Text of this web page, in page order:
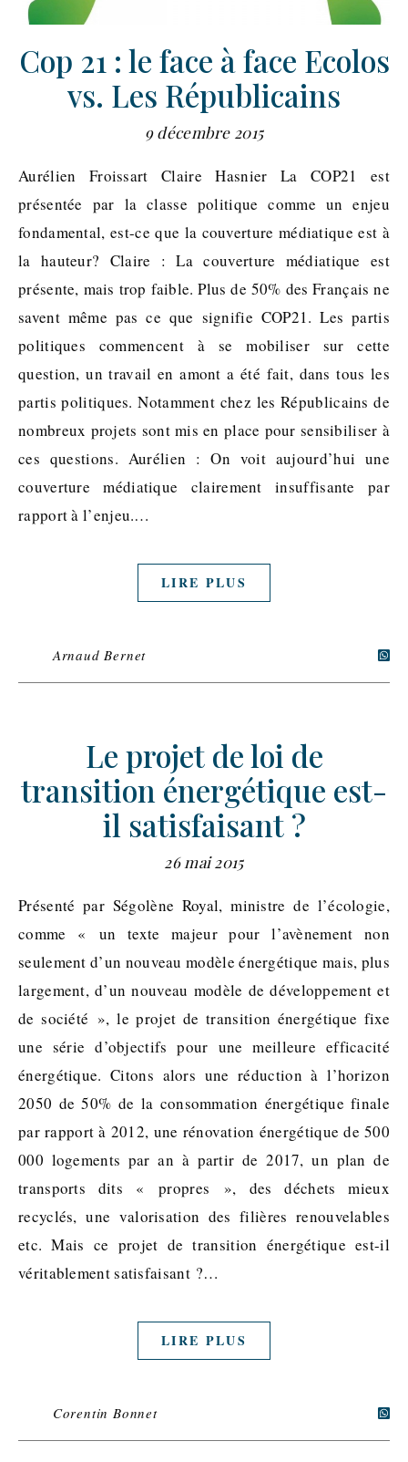
Cop 21 : le face à face Ecolos
vs. Les Républicains
9 décembre 2015
Aurélien Froissart Claire Hasnier La COP21 est
présentée par la classe politique comme un enjeu
fondamental, est-ce que la couverture médiatique est à
la hauteur? Claire : La couverture médiatique est
présente, mais trop faible. Plus de 50% des Français ne
savent même pas ce que signifie COP21. Les partis
politiques commencent à se mobiliser sur cette
question, un travail en amont a été fait, dans tous les
partis politiques. Notamment chez les Républicains de
nombreux projets sont mis en place pour sensibiliser à
ces questions. Aurélien : On voit aujourd’hui une
couverture médiatique clairement insuffisante par
rapport à l’enjeu.…
LIRE PLUS
Arnaud Bernet
Le projet de loi de
transition énergétique est-
il satisfaisant ?
26 mai 2015
Présenté par Ségolène Royal, ministre de l’écologie,
comme « un texte majeur pour l’avènement non
seulement d’un nouveau modèle énergétique mais, plus
largement, d’un nouveau modèle de développement et
de société », le projet de transition énergétique fixe
une série d’objectifs pour une meilleure efficacité
énergétique. Citons alors une réduction à l’horizon
2050 de 50% de la consommation énergétique finale
par rapport à 2012, une rénovation énergétique de 500
000 logements par an à partir de 2017, un plan de
transports dits « propres », des déchets mieux
recyclés, une valorisation des filières renouvelables
etc. Mais ce projet de transition énergétique est-il
véritablement satisfaisant ?…
LIRE PLUS
Corentin Bonnet